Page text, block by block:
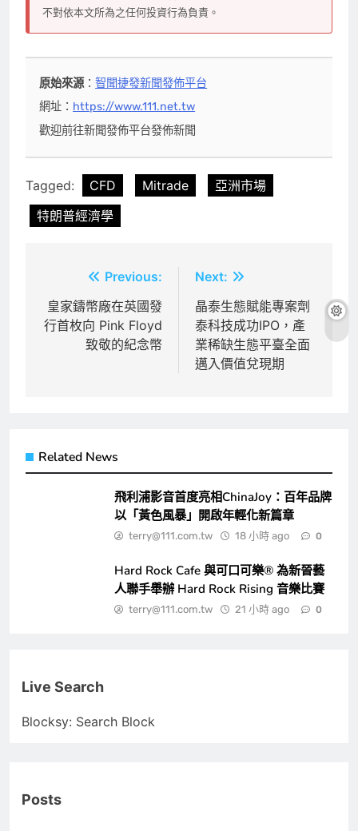
不對依本文所為之任何投資行為負責。
原始來源：智聞捷發新聞發佈平台
網址： https://www.111.net.tw
歡迎前往新聞發佈平台發佈新聞
Tagged: CFD Mitrade
亞洲市場
特朗普經濟學
章
導
Previous:
皇家鑄幣廠在英國發
行首枚向 Pink Floyd
致敬的紀念幣
Next:
晶泰生態賦能專案劑
泰科技成功IPO，產
業稀缺生態平臺全面
邁入價值兌現期
Related News
飛利浦影音首度亮相ChinaJoy：百年品牌
以「黃色風暴」開啟年輕化新篇章
terry@111.com.tw 18 小時 ago 0
Hard Rock Cafe 與可口可樂® 為新晉藝
人聯手舉辦 Hard Rock Rising 音樂比賽
terry@111.com.tw 21 小時 ago 0
Live Search
Blocksy: Search Block
Posts